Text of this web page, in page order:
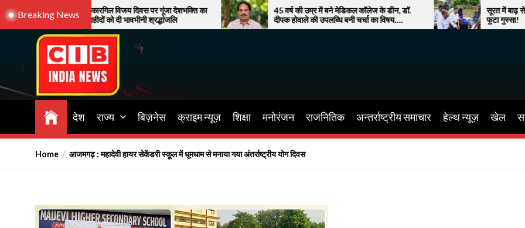
Skip
to
Breaking News
कारगिल विजय दिवस पर गूंजा देशभक्ति का
वीर शहीदों को दी भावभीनी श्रद्धांजलि
45 वर्ष की उम्र में बने मेडिकल कॉलेज के डीन, डॉ.
दीपक होवाले की उपलब्धि बनी चर्चा का विषय….
सूरत में बाढ़ से बेहाल जनता, नाव पर
फूटा गुस्सा!
CIB INDIA NEWS
Latest News in Azamgarh
देश राज्य बिज़नेस क्राइम न्यूज़ शिक्षा मनोरंजन राजनितिक अन्तर्राष्ट्रीय समाचार हेल्थ न्यूज़ खेल
Home आजमगढ़ : महादेवी हायर सेकेंडरी स्कूल में धूमधाम से मनाया गया अंतर्राष्ट्रीय योग दिवस